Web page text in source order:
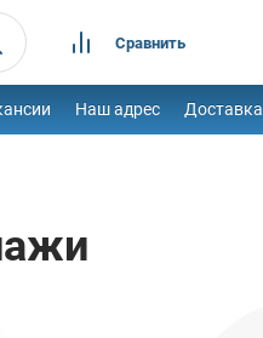
Наш адрес Доставка
Сравнить